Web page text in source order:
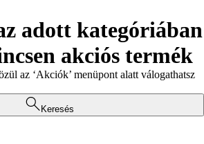
adott kategóriában
akciós termék
az ‘Akciók’ menüpont alatt válogathatsz
Keresés